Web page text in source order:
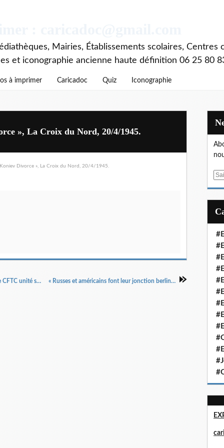
Mairies, Établissements scolaires, Centres
et iconographie ancienne haute définition 06 25 80
à imprimer Caricadoc Quiz Iconographie
», La Croix du Nord, 20/4/1945.
« Danube Russe Dresde Nuremberg est tombée CFTC unité syndicale », La Croix du Nord, 21/4/1945. « Russes et américains font leur jonction berlin », La Croix du Nord, 22/4/1945.
E